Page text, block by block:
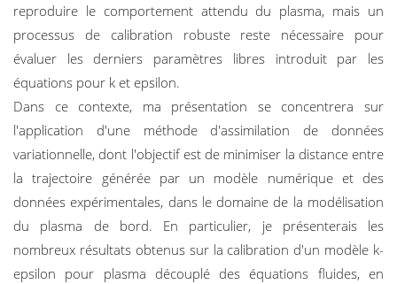
reproduire le comportement attendu du plasma, mais un
processus de calibration robuste reste nécessaire pour
évaluer les derniers paramètres libres introduit par les
équations pour k et epsilon.
Dans ce contexte, ma présentation se concentrera sur
l'application d'une méthode d'assimilation de données
variationnelle, dont l'objectif est de minimiser la distance entre
la trajectoire générée par un modèle numérique et des
données expérimentales, dans le domaine de la modélisation
du plasma de bord. En particulier, je présenterais les
nombreux résultats obtenus sur la calibration d'un modèle k-
epsilon pour plasma découplé des équations ﬂuides, en